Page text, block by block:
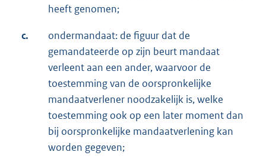
heeft genomen;
c.
ondermandaat: de figuur dat de
gemandateerde op zijn beurt mandaat
verleent aan een ander, waarvoor de
toestemming van de oorspronkelijke
mandaatverlener noodzakelijk is, welke
toestemming ook op een later moment dan
bij oorspronkelijke mandaatverlening kan
worden gegeven;